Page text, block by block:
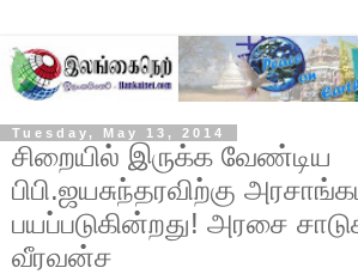
Tuesday, May 13, 2014
சிறையில் இருக்க வேண்டிய
பிபி.ஜயசுந்தரவிற்கு
பயப்படுகின்றது! அரசை
வீரவன்ச